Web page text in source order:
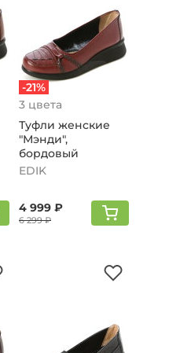
-21%
3 цвета
Туфли женские
"Мэнди",
бордовый
EDIK
4 999 ₽
6 299 ₽